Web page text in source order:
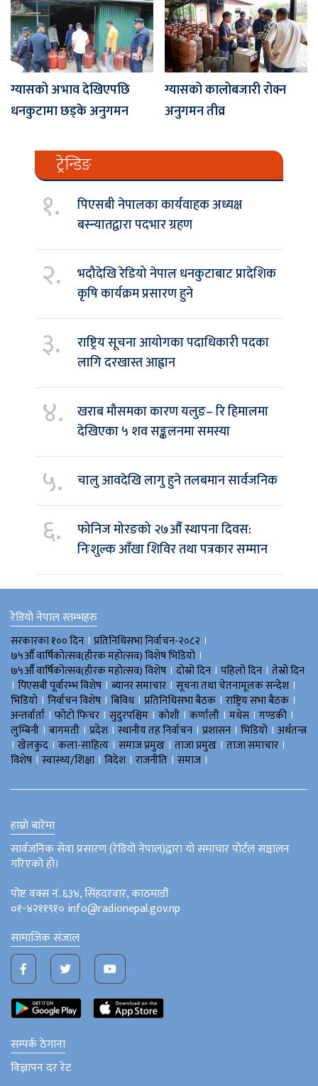
ग्यासको अभाव देखिएपछि
धनकुटामा छड्के अनुगमन
ग्यासको कालोबजारी रोक्न
अनुगमन तीव्र
ट्रेन्डिङ
१.
पिएसबी नेपालका कार्यवाहक अध्यक्ष
बस्न्यातद्वारा पदभार ग्रहण
२.
भदौदेखि रेडियो नेपाल धनकुटाबाट प्रादेशिक
कृषि कार्यक्रम प्रसारण हुने
३.
राष्ट्रिय सूचना आयोगका पदाधिकारी पदका
लागि दरखास्त आह्वान
४.
खराब मौसमका कारण यलुङ– रि हिमालमा
देखिएका ५ शव सङ्कलनमा समस्या
५. चालु आवदेखि लागु हुने तलबमान सार्वजनिक
६.
फोनिज मोरङको २७औँ स्थापना दिवस:
निःशुल्क आँखा शिविर तथा पत्रकार सम्मान
रेडियो नेपाल स्तम्भहरु
सरकारका १०० दिन । प्रतिनिधिसभा निर्वाचन-२०८२ ।
७५औँ वार्षिकोत्सव(हीरक महोत्सव) विशेष भिडियाे ।
७५औँ वार्षिकोत्सव(हीरक महोत्सव) विशेष । दोस्रो दिन । पहिलो दिन । तेस्रो दिन
। पिएसबी पूर्वारम्भ विशेष । ब्यानर समाचार । सूचना तथा चेतनामूलक सन्देश ।
भिडियाे । निर्वाचन विशेष । बिविध। प्रतिनिधिसभा बैठक । राष्ट्रिय सभा बैठक ।
अन्तर्वार्ता । फोटो फिचर । सुदुरपश्चिम । काेशी । कर्णाली । मधेस । गण्डकी ।
लुम्बिनी । बागमती । प्रदेश । स्थानीय तह निर्वाचन । प्रशासन । भिडियो । अर्थतन्त्र
। खेलकुद । कला-साहित्य । समाज प्रमुख । ताजा प्रमुख । ताजा समाचार ।
विशेष । स्वास्थ्य/शिक्षा । विदेश । राजनीति । समाज ।
हाम्रो बारेमा
सार्वजनिक सेवा प्रसारण (रेडियो नेपाल)द्वारा यो समाचार पोर्टल सञ्चालन
गरिएको हो।
पोष्ट वक्स नं. ६३४, सिंहदरवार, काठमाडौं
०१-४२११९१० info@radionepal.gov.np
सामाजिक संजाल
सम्पर्क ठेगाना
विज्ञापन दर रेट